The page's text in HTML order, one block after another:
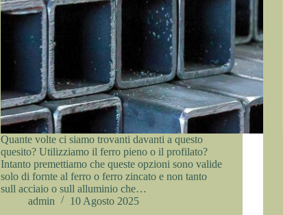
Quante volte ci siamo trovanti davanti a questo
quesito? Utilizziamo il ferro pieno o il profilato?
Intanto premettiamo che queste opzioni sono valide
solo di fornte al ferro o ferro zincato e non tanto
sull acciaio o sull alluminio che…
admin
10 Agosto 2025